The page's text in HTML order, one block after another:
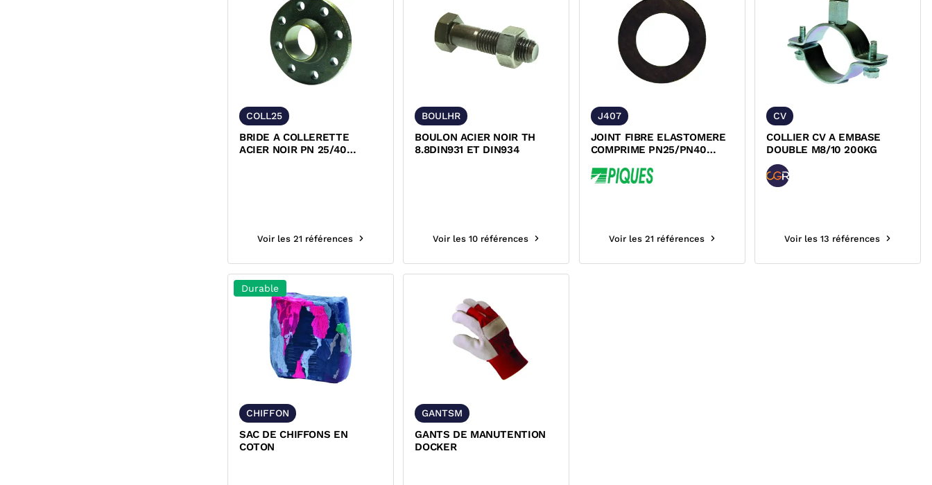
COLL25
BRIDE A COLLERETTE
ACIER NOIR PN 25/40
Voir les 21 références
BOULHR
BOULON ACIER NOIR TH
8.8DIN931 ET DIN934
Voir les 10 références
J407
JOINT FIBRE ELASTOMERE
COMPRIME PN25/PN40
Voir les 21 références
CV
COLLIER CV A EMBASE
DOUBLE M8/10 200KG
Voir les 13 références
Durable
CHIFFON
SAC DE CHIFFONS EN
COTON
GANTSM
GANTS DE MANUTENTION
DOCKER